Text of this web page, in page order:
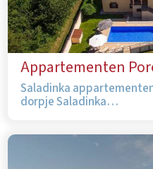
Appartementen
Saladinka
dorpje Saladinka…